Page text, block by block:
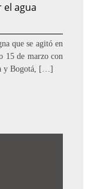
el agua
que se agitó en
15 de marzo con
y Bogotá, […]